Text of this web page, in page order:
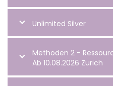
Unlimited Silver
Methoden 2 -
Ab 10.08.2026 Zürich